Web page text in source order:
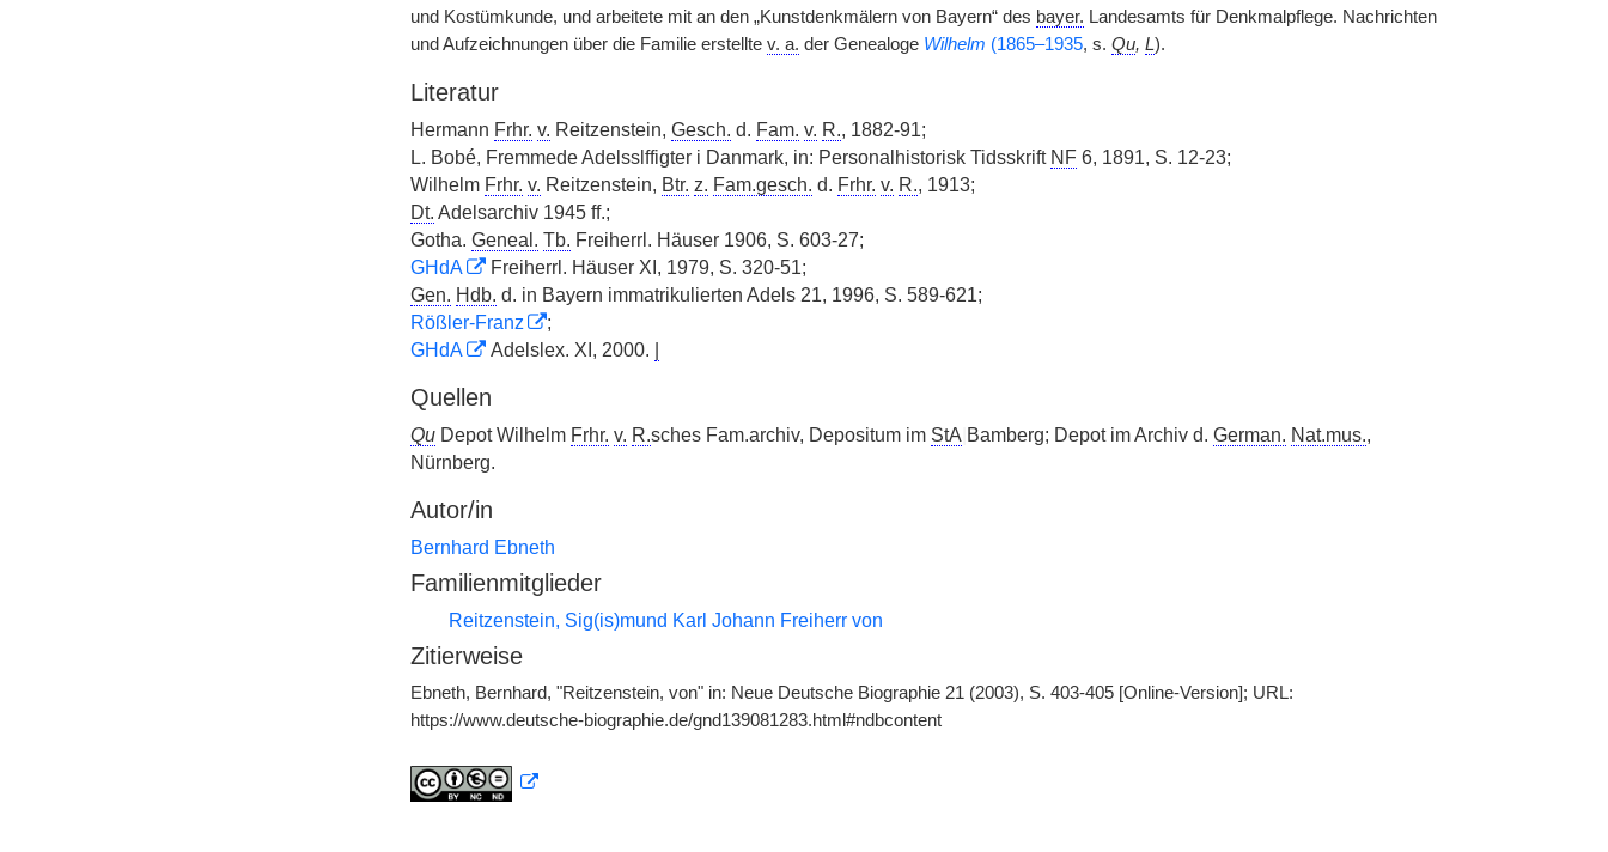
und Kostümkunde, und arbeitete mit an den „Kunstdenkmälern von Bayern“ des bayer. Landesamts für Denkmalpflege. Nachrichten
und Aufzeichnungen über die Familie erstellte v. a. der Genealoge Wilhelm (1865–1935, s. Qu, L).
Literatur
Hermann Frhr. v. Reitzenstein, Gesch. d. Fam. v. R., 1882-91;
L. Bobé, Fremmede Adelsslffigter i Danmark, in: Personalhistorisk Tidsskrift NF6, 1891, S. 12-23;
Wilhelm Frhr. v. Reitzenstein, Btr. z. Fam.gesch. d. Frhr. v. R., 1913;
Dt. Adelsarchiv 1945 ff.;
Gotha. Geneal. Tb. Freiherrl. Häuser 1906, S. 603-27;
GHdA
Freiherrl. Häuser XI, 1979, S. 320-51;
Gen. Hdb. d. in Bayern immatrikulierten Adels 21, 1996, S. 589-621;
Rößler-Franz
;
GHdA
Adelslex. XI, 2000.
Quellen
QuDepot Wilhelm Frhr. v. R.sches Fam.archiv, Depositum im StA Bamberg; Depot im Archiv d. German. Nat.mus.,
Nürnberg.
Autor/in
Bernhard Ebneth
Familienmitglieder
Reitzenstein, Sig(is)mund Karl Johann Freiherr von
Zitierweise
Ebneth, Bernhard, "Reitzenstein, von" in: Neue Deutsche Biographie 21 (2003), S. 403-405 [Online-Version]; URL:
https://www.deutsche-biographie.de/gnd139081283.html#ndbcontent